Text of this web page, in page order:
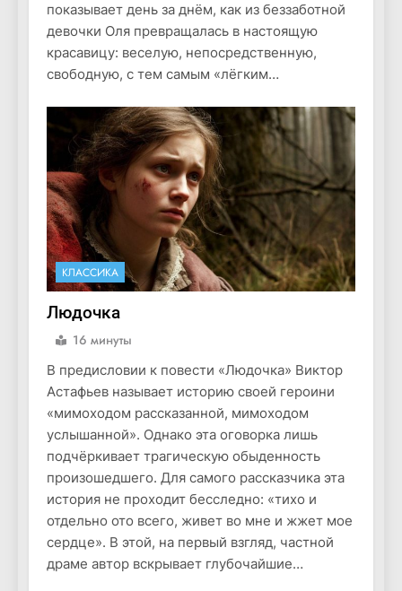
показывает день за днём, как из беззаботной
девочки Оля превращалась в настоящую
красавицу: веселую, непосредственную,
свободную, с тем самым «лёгким…
КЛАССИКА
Людочка
16 минуты
В предисловии к повести «Людочка» Виктор
Астафьев называет историю своей героини
«мимоходом рассказанной, мимоходом
услышанной». Однако эта оговорка лишь
подчёркивает трагическую обыденность
произошедшего. Для самого рассказчика эта
история не проходит бесследно: «тихо и
отдельно ото всего, живет во мне и жжет мое
сердце». В этой, на первый взгляд, частной
драме автор вскрывает глубочайшие…